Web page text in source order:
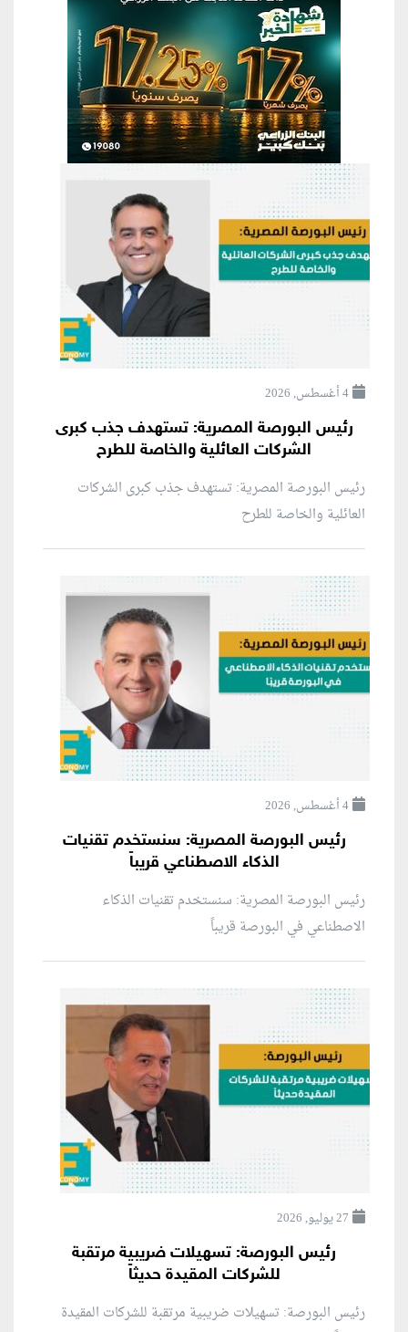
4 أغسطس, 2026
رئيس البورصة المصرية: تستهدف جذب كبرى
الشركات العائلية والخاصة للطرح
رئيس البورصة المصرية: تستهدف جذب كبرى الشركات
العائلية والخاصة للطرح
4 أغسطس, 2026
رئيس البورصة المصرية: سنستخدم تقنيات
الذكاء الاصطناعي قريباً
رئيس البورصة المصرية: سنستخدم تقنيات الذكاء
الاصطناعي في البورصة قريباً
27 يوليو, 2026
رئيس البورصة: تسهيلات ضريبية مرتقبة
للشركات المقيدة حديثاً
رئيس البورصة: تسهيلات ضريبية مرتقبة للشركات المقيدة